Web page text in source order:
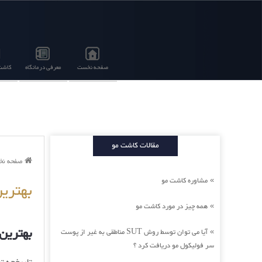
صفحه نخست معرفی درمانگاه
صفحه
مقالات کاشت مو
» مشاوره کاشت مو
» همه چیز در مورد کاشت مو
»
آیا می توان توسط روش SUT مناطقی به غیر از پوست
سر فولیکول مو دریافت کرد ؟